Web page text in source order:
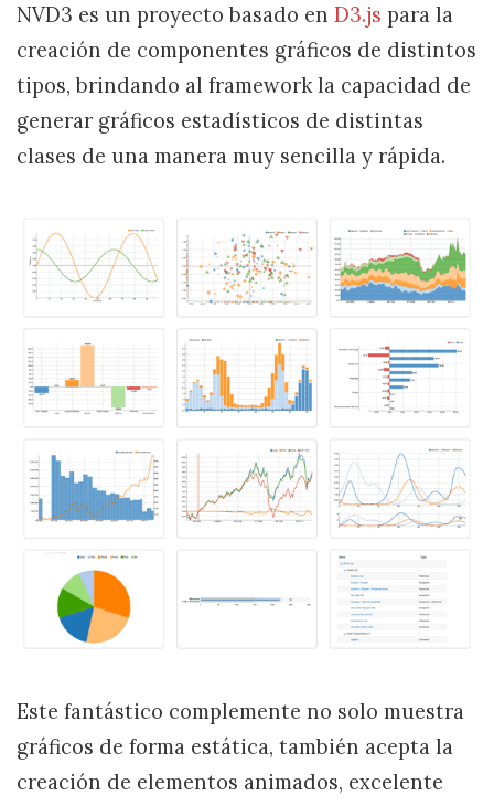
NVD3 es un proyecto basado en D3.js para la
creación de componentes gráficos de distintos
tipos, brindando al framework la capacidad de
generar gráficos estadísticos de distintas
clases de una manera muy sencilla y rápida.
Este fantástico complemente no solo muestra
gráficos de forma estática, también acepta la
creación de elementos animados, excelente